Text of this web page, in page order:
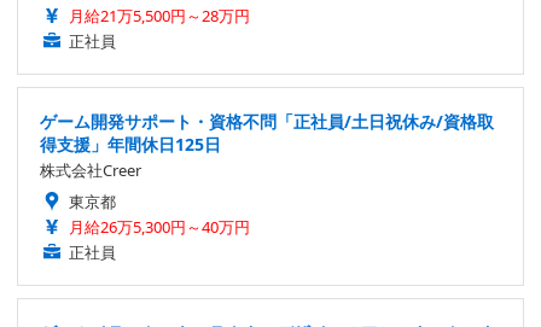
月給21万5,500円～28万円
正社員
ゲーム開発サポート・資格不問「正社員/土日祝休み/資格取
得支援」年間休日125日
株式会社Creer
東京都
月給26万5,300円～40万円
正社員